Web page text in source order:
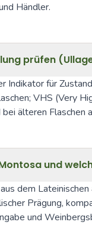
Händler.
prüfen
Indikator für
VHS (Very
älteren Flaschen
und
dem
Prägung,
und